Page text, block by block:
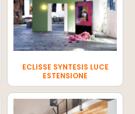
ECLISSE SYNTESIS LUCE
ESTENSIONE